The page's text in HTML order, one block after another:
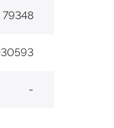
79348
-